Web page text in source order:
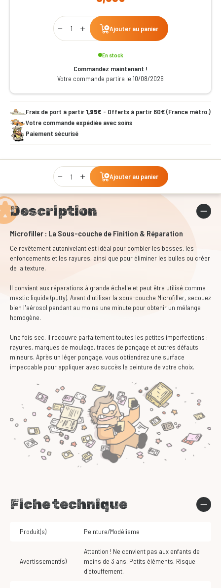
Qty
Ajouter au panier
En stock
Commandez maintenant !
Votre commande partira le 10/08/2026
Frais de port à partir1,95€ - Offerts à partir 60€ (France métro.)
Votre commande expédiée avec soins
Paiement sécurisé
Qty
Ajouter au panier
Description
Microfiller : La Sous-couche de Finition & Réparation
Ce revêtement autonivelant est idéal pour combler les bosses, les
enfoncements et les rayures, ainsi que pour éliminer les bulles ou créer
de la texture.
Il convient aux réparations à grande échelle et peut être utilisé comme
mastic liquide (putty). Avant d'utiliser la sous-couche Microfiller, secouez
bien l'aérosol pendant au moins une minute pour obtenir un mélange
homogène.
Une fois sec, il recouvre parfaitement toutes les petites imperfections :
rayures, marques de moulage, traces de ponçage et autres défauts
mineurs. Après un léger ponçage, vous obtiendrez une surface
impeccable pour appliquer avec succès la peinture de votre choix.
Fiche technique
Produit(s) Peinture/Modélisme
Avertissement(s)
Attention ! Ne convient pas aux enfants de
moins de 3 ans. Petits éléments. Risque
d'étouffement.